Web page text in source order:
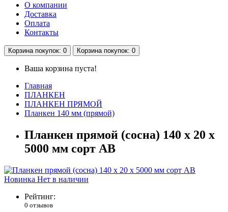
О компании
Доставка
Оплата
Контакты
Корзинапокупок: 0 Корзинапокупок: 0
Ваша корзина пуста!
Главная
ПЛАНКЕН
ПЛАНКЕН ПРЯМОЙ
Планкен 140 мм (прямой)
Планкен прямой (сосна) 140 x 20 x
5000 мм сорт AB
Новинка Нет в наличии
Рейтинг:
0 отзывов